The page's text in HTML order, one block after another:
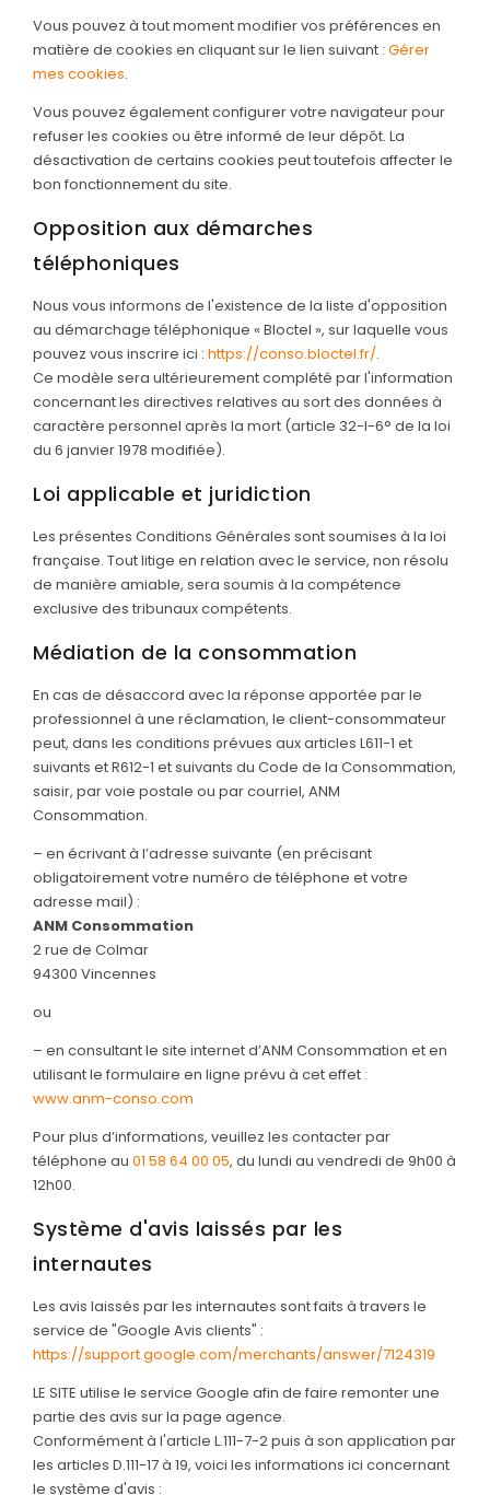
Vous pouvez à tout moment modifier vos préférences en
matière de cookies en cliquant sur le lien suivant : Gérer
mes cookies.
Vous pouvez également configurer votre navigateur pour
refuser les cookies ou être informé de leur dépôt. La
désactivation de certains cookies peut toutefois affecter le
bon fonctionnement du site.
Opposition aux démarches
téléphoniques
Nous vous informons de l'existence de la liste d'opposition
au démarchage téléphonique « Bloctel », sur laquelle vous
pouvez vous inscrire ici : https://conso.bloctel.fr/.
Ce modèle sera ultérieurement complété par l'information
concernant les directives relatives au sort des données à
caractère personnel après la mort (article 32-I-6° de la loi
du 6 janvier 1978 modifiée).
Loi applicable et juridiction
Les présentes Conditions Générales sont soumises à la loi
française. Tout litige en relation avec le service, non résolu
de manière amiable, sera soumis à la compétence
exclusive des tribunaux compétents.
Médiation de la consommation
En cas de désaccord avec la réponse apportée par le
professionnel à une réclamation, le client-consommateur
peut, dans les conditions prévues aux articles L611-1 et
suivants et R612-1 et suivants du Code de la Consommation,
saisir, par voie postale ou par courriel, ANM
Consommation.
– en écrivant à l’adresse suivante (en précisant
obligatoirement votre numéro de téléphone et votre
adresse mail) :
ANM Consommation
2 rue de Colmar
94300 Vincennes
ou
– en consultant le site internet d’ANM Consommation et en
utilisant le formulaire en ligne prévu à cet effet :
www.anm-conso.com
Pour plus d’informations, veuillez les contacter par
téléphone au 01 58 64 00 05, du lundi au vendredi de 9h00 à
12h00.
Système d'avis laissés par les
internautes
Les avis laissés par les internautes sont faits à travers le
service de "Google Avis clients" :
https://support.google.com/merchants/answer/7124319
LE SITE utilise le service Google afin de faire remonter une
partie des avis sur la page agence.
Conformément à l'article L.111-7-2 puis à son application par
les articles D.111-17 à 19, voici les informations ici concernant
le système d'avis :